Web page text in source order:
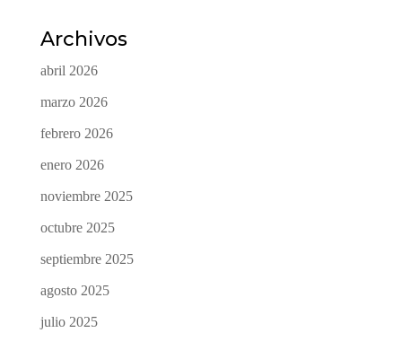
Archivos
abril 2026
marzo 2026
febrero 2026
enero 2026
noviembre 2025
octubre 2025
septiembre 2025
agosto 2025
julio 2025